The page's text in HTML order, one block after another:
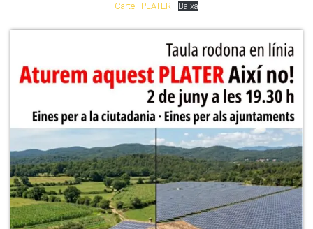
Cartell PLATER Baixa